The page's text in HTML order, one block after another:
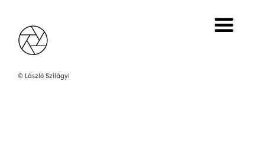
Sprout, 2007/2007
Contact copy on Forte paper, 18 x 24 cm
© László Szilágyi